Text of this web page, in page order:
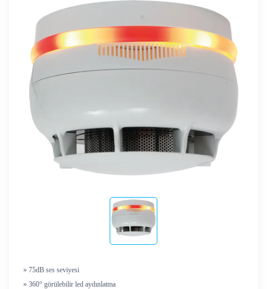
» 75dB ses seviyesi
» 360° görülebilir led aydınlatma